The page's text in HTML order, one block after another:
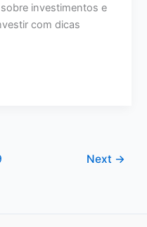
investimentos e
com dicas
Next →